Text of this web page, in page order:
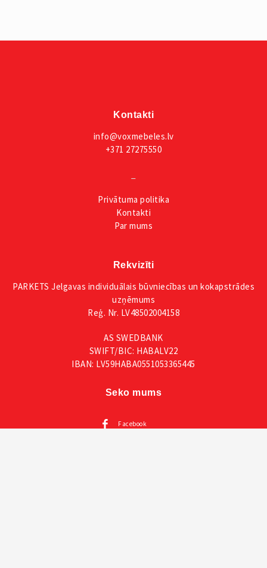
Kontakti
info@voxmebeles.lv
+371 27275550
Privātuma politika
Kontakti
Par mums
Rekvizīti
PARKETS Jelgavas individuālais būvniecības un kokapstrādes
uzņēmums
Reģ. Nr. LV48502004158
AS SWEDBANK
SWIFT/BIC: HABALV22
IBAN: LV59HABA0551053365445
Seko mums
Facebook